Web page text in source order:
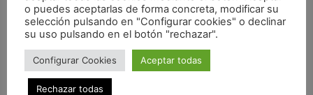
ANTERIOR
Imanol Arregui: «Hay que hablar menos y hacer más»
o puedes aceptarlas de forma concreta, modificar su
selección pulsando en "Configurar cookies" o declinar
su uso pulsando en el botón "rechazar".
Configurar Cookies Aceptar todas
Rechazar todas